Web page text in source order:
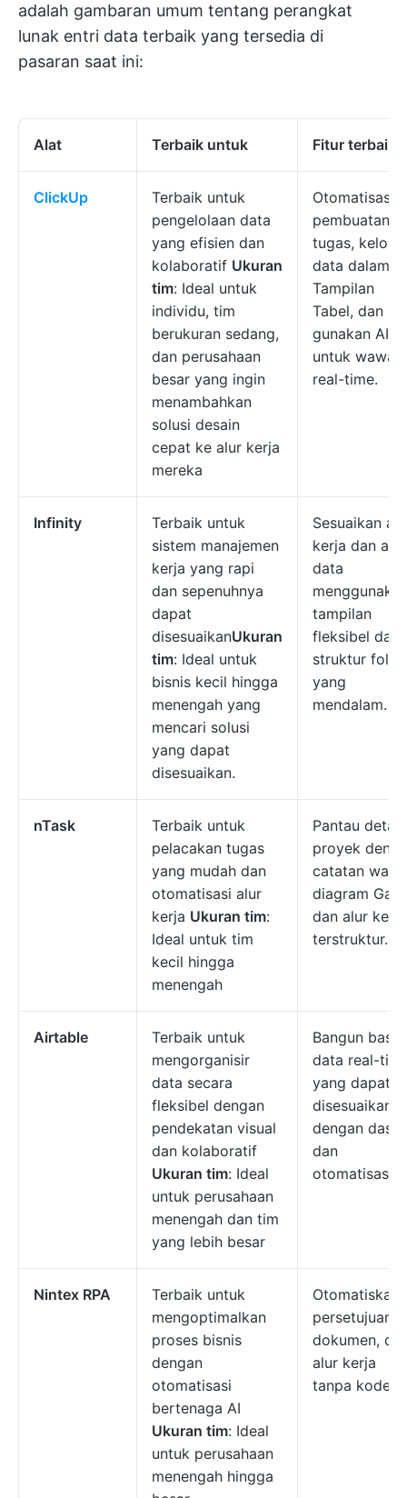
adalah gambaran umum tentang perangkat
lunak entri data terbaik yang tersedia di
pasaran saat ini:
Alat Terbaik untuk Fitur terbaik
ClickUp
Terbaik untuk
pengelolaan data
yang efisien dan
kolaboratif Ukuran
tim: Ideal untuk
individu, tim
berukuran sedang,
dan perusahaan
besar yang ingin
menambahkan
solusi desain
cepat ke alur kerja
mereka
Otomatisasi
pembuatan
tugas, kelola
data dalam
Tampilan
Tabel, dan
gunakan AI
untuk
real-time.
Infinity
Terbaik untuk
sistem manajemen
kerja yang rapi
dan sepenuhnya
dapat
disesuaikanUkuran
tim: Ideal untuk
bisnis kecil hingga
menengah yang
mencari solusi
yang dapat
disesuaikan.
Sesuaikan
kerja dan atur
data
tampilan
fleksibel dan
struktur
yang
mendalam.
nTask
Terbaik untuk
pelacakan tugas
yang mudah dan
otomatisasi alur
kerja Ukuran tim:
Ideal untuk tim
kecil hingga
menengah
Pantau detail
proyek
catatan
diagram
dan alur kerja
terstruktur.
Airtable
Terbaik untuk
mengorganisir
data secara
fleksibel dengan
pendekatan visual
dan kolaboratif
Ukuran tim: Ideal
untuk perusahaan
menengah dan tim
yang lebih besar
Bangun basis
data real-
yang dapat
disesuaikan
dengan
dan
otomatisasi.
Nintex RPA
Terbaik untuk
mengoptimalkan
proses bisnis
dengan
otomatisasi
bertenaga AI
Ukuran tim: Ideal
untuk perusahaan
menengah hingga
Otomatiskan
persetujuan,
dokumen,
alur kerja
tanpa kode.